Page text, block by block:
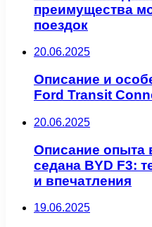
преимущества
поездок
20.06.2025
Описание и
Ford Transit
20.06.2025
Описание опыта
седана BYD F3:
и впечатления
19.06.2025